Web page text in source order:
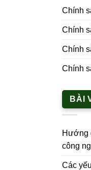
Chính
Chính
Chính
Chính
BÀI
Hướng
công
Các